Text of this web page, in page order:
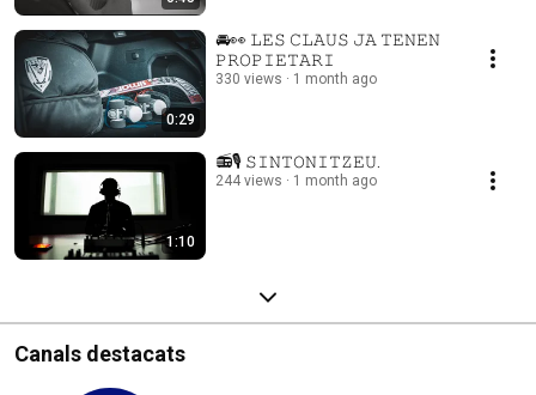
0:29
🚘👀 𝙻𝙴𝚂 𝙲𝙻𝙰𝚄𝚂 𝙹𝙰 𝚃𝙴𝙽𝙴𝙽
𝙿𝚁𝙾𝙿𝙸𝙴𝚃𝙰𝚁𝙸
330 views 1 month ago
1:10
📻🎙️ 𝚂𝙸𝙽𝚃𝙾𝙽𝙸𝚃𝚉𝙴𝚄.
244 views 1 month ago
Canals destacats